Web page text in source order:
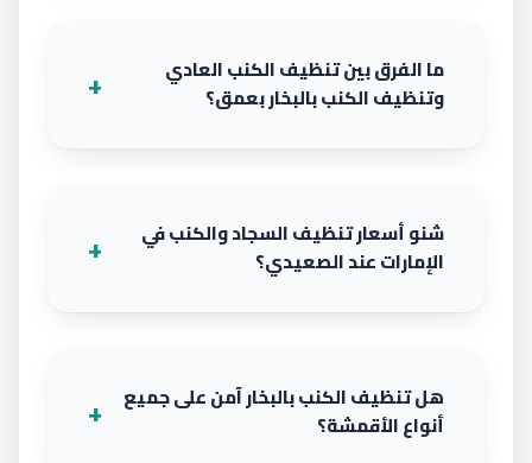
ما الفرق بين تنظيف الكنب العادي
وتنظيف الكنب بالبخار بعمق؟
شنو أسعار تنظيف السجاد والكنب في
الإمارات عند الصعيدي؟
هل تنظيف الكنب بالبخار آمن على جميع
أنواع الأقمشة؟